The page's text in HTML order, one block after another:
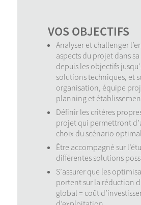
VOS OBJECTIFS
Analyser et challenger
aspects du projet dans
depuis les objectifs
solutions techniques, et
organisation, équipe
planning et
Définir les critères
projet qui permettront
choix du scénario optimal
Être accompagné sur
différentes solutions
S’assurer que les
portent sur la réduction
global = coût